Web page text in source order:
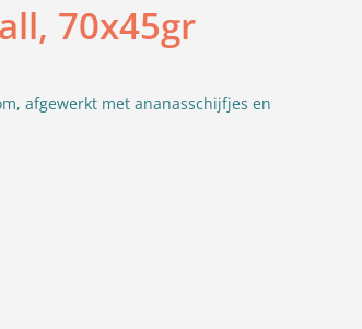
70x45gr
afgewerkt met ananasschijfjes en